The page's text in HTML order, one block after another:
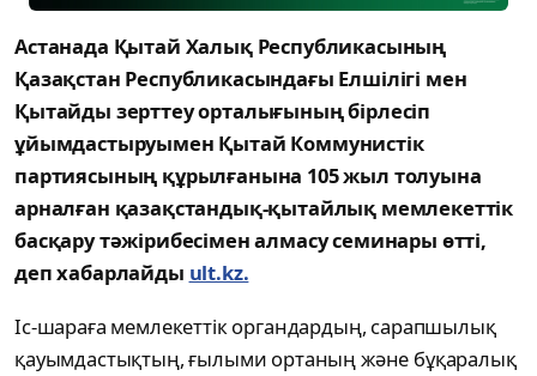
Астанада Қытай Халық Республикасының
Қазақстан Республикасындағы Елшілігі мен
Қытайды зерттеу орталығының бірлесіп
ұйымдастыруымен Қытай Коммунистік
партиясының құрылғанына 105 жыл толуына
арналған қазақстандық-қытайлық мемлекеттік
басқару тәжірибесімен алмасу семинары өтті,
деп хабарлайды ult.kz.
Іс-шараға мемлекеттік органдардың, сарапшылық
қауымдастықтың, ғылыми ортаның және бұқаралық